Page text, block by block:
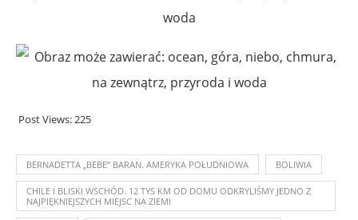
Post Views:225
BERNADETTA „BEBE” BARAN. AMERYKA POŁUDNIOWA BOLIWIA
CHILE I BLISKI WSCHÓD. 12 TYS KM OD DOMU ODKRYLIŚMY JEDNO Z
NAJPIĘKNIEJSZYCH MIEJSC NA ZIEMI